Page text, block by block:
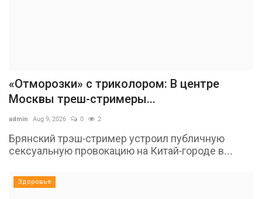
«Отморозки» с триколором: В центре
Москвы треш-стримеры...
admin Aug 9, 2026 0 2
Брянский трэш-стример устроил публичную
сексуальную провокацию на Китай-городе в...
Здоровье